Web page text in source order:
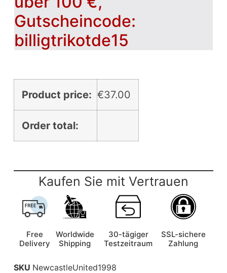
Gutscheincode:
billigtrikotde15
Product price: €37.00
Order total:
Kaufen Sie mit Vertrauen
Free
Delivery
Worldwide
Shipping
30-tägiger
Testzeitraum
SSL-sichere
Zahlung
SKU NewcastleUnited1998